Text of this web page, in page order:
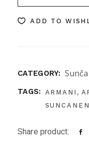
ADD TO
CATEGORY:
TAGS: ARMANI ,
Share product: